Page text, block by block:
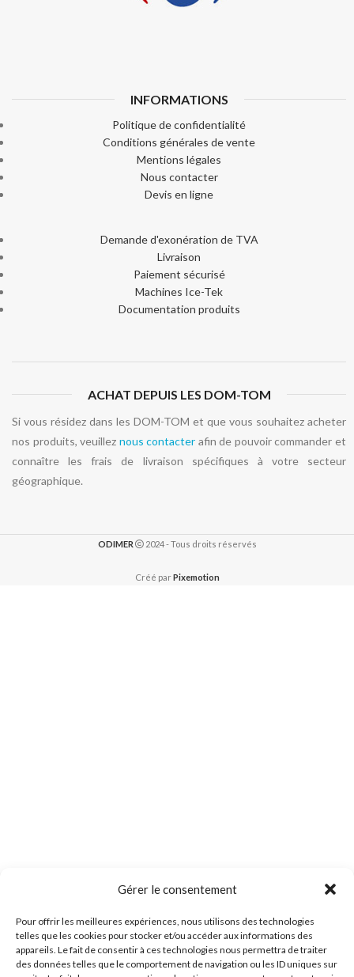
Gérer le consentement
Pour offrir les meilleures expériences, nous utilisons des technologies
telles que les cookies pour stocker et/ou accéder aux informations des
appareils. Le fait de consentir à ces technologies nous permettra de traiter
des données telles que le comportement de navigation ou les ID uniques sur
INFORMATIONS
Politique de confidentialité
Conditions générales de vente
Mentions légales
Nous contacter
Devis en ligne
Demande d'exonération de TVA
Livraison
Paiement sécurisé
Machines Ice-Tek
Documentation produits
ACHAT DEPUIS LES DOM-TOM
Si vous résidez dans les DOM-TOM et que vous souhaitez acheter
nos produits, veuillez nous contacter afin de pouvoir commander et
connaître les frais de livraison spécifiques à votre secteur
géographique.
ODIMER 2024 - Tous droits réservés
Créé parPixemotion